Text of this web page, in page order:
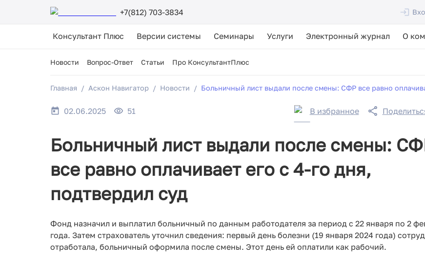
+7(812) 703-3834
Консультант Плюс Версии системы Семинары Услуги Электронный журнал О
Новости Вопрос-Ответ Статьи Про КонсультантПлюс
Главная Аскон Навигатор Новости Больничный лист выдали после смены: СФР все равно
02.06.2025 51 В избранное
Больничный лист выдали после смены:
все равно оплачивает его с 4-го дня,
подтвердил суд
Фонд назначил и выплатил больничный по данным работодателя за период с 22 января по 2
года. Затем страхователь уточнил сведения: первый день болезни (19 января 2024 года)
отработала, больничный оформила после смены. Этот день ей оплатили как рабочий.